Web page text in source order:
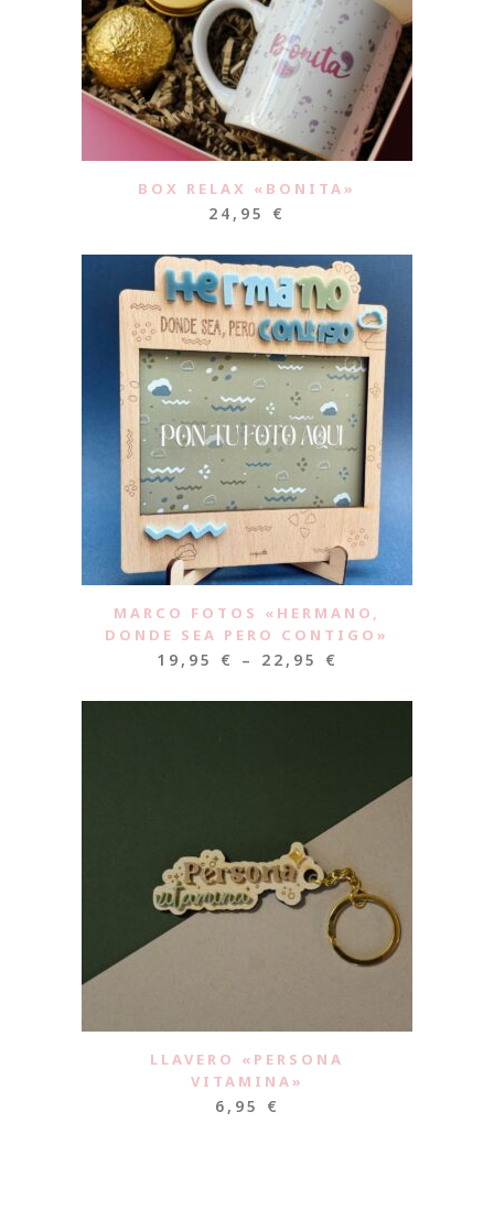
BOX RELAX «BONITA»
24,95 €
MARCO FOTOS «HERMANO,
DONDE SEA PERO CONTIGO»
19,95 € – 22,95 €
LLAVERO «PERSONA
VITAMINA»
6,95 €